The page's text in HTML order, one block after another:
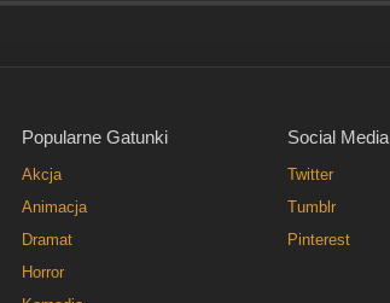
Popularne Gatunki
Akcja
Animacja
Dramat
Horror
Social Media
Twitter
Tumblr
Pinterest